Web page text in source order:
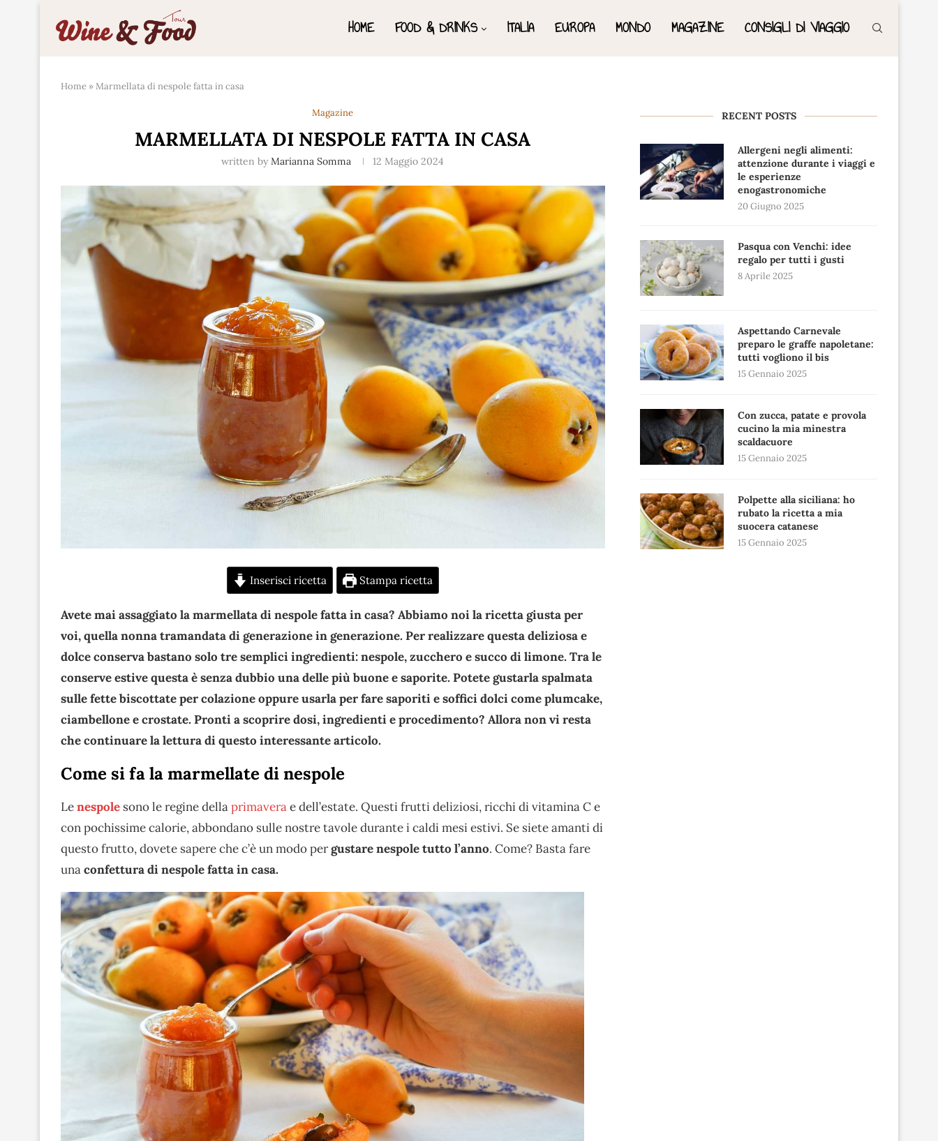
HOME FOOD & DRINKS ITALIA EUROPA MONDO MAGAZINE CONSIGLI DI VIAGGIO
Home »Marmellata di nespole fatta in casa
Magazine
MARMELLATA DI NESPOLE FATTA IN CASA
written byMarianna Somma 12 Maggio 2024
Inserisci ricetta Stampa ricetta
Avete mai assaggiato la marmellata di nespole fatta in casa? Abbiamo noi la ricetta giusta per
voi, quella nonna tramandata di generazione in generazione. Per realizzare questa deliziosa e
dolce conserva bastano solo tre semplici ingredienti: nespole, zucchero e succo di limone. Tra le
conserve estive questa è senza dubbio una delle più buone e saporite. Potete gustarla spalmata
sulle fette biscottate per colazione oppure usarla per fare saporiti e soffici dolci come plumcake,
ciambellone e crostate. Pronti a scoprire dosi, ingredienti e procedimento? Allora non vi resta
che continuare la lettura di questo interessante articolo.
Come si fa la marmellate di nespole
Lenespole sono le regine dellaprimaverae dell’estate. Questi frutti deliziosi, ricchi di vitamina C e
con pochissime calorie, abbondano sulle nostre tavole durante i caldi mesi estivi. Se siete amanti di
questo frutto, dovete sapere che c’è un modo pergustare nespole tutto l’anno. Come? Basta fare
unaconfettura di nespole fatta in casa.
RECENT POSTS
Allergeni negli alimenti:
attenzione durante i viaggi e
le esperienze
enogastronomiche
20 Giugno 2025
Pasqua con Venchi: idee
regalo per tutti i gusti
8 Aprile 2025
Aspettando Carnevale
preparo le graffe napoletane:
tutti vogliono il bis
15 Gennaio 2025
Con zucca, patate e provola
cucino la mia minestra
scaldacuore
15 Gennaio 2025
Polpette alla siciliana: ho
rubato la ricetta a mia
suocera catanese
15 Gennaio 2025